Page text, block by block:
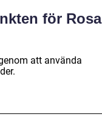
för Rosa
att använda